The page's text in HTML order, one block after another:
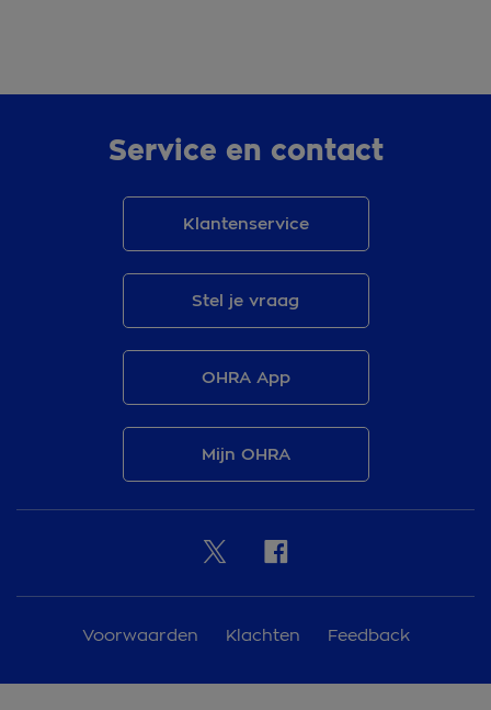
Service en contact
Klantenservice
Stel je vraag
OHRA App
Mijn OHRA
Voorwaarden Klachten Feedback